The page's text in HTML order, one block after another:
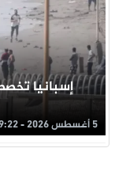
5 أغسطس 2026 - 19:22